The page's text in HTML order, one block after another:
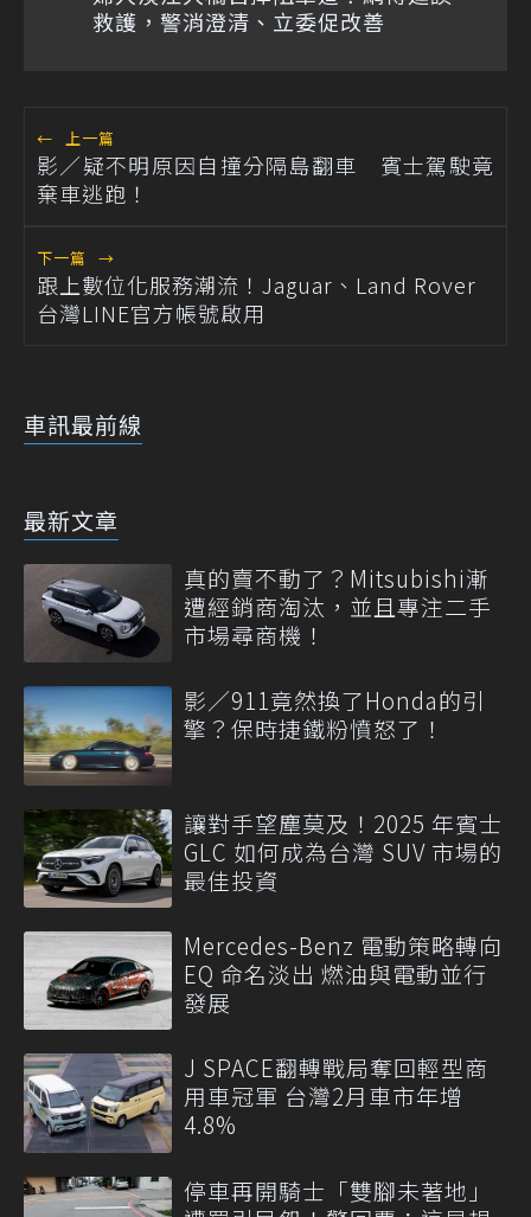
救護，警消澄清、立委促改善
← 上一篇
影／疑不明原因自撞分隔島翻車 賓士駕駛竟
棄車逃跑！
下一篇 →
跟上數位化服務潮流！Jaguar、Land Rover
台灣LINE官方帳號啟用
車訊最前線
最新文章
真的賣不動了？Mitsubishi漸
遭經銷商淘汰，並且專注二手
市場尋商機！
影／911竟然換了Honda的引
擎？保時捷鐵粉憤怒了！
讓對手望塵莫及！2025 年賓士
GLC 如何成為台灣 SUV 市場的
最佳投資
Mercedes-Benz 電動策略轉向
EQ 命名淡出 燃油與電動並行
發展
J SPACE翻轉戰局奪回輕型商
用車冠軍 台灣2月車市年增
4.8%
停車再開騎士「雙腳未著地」